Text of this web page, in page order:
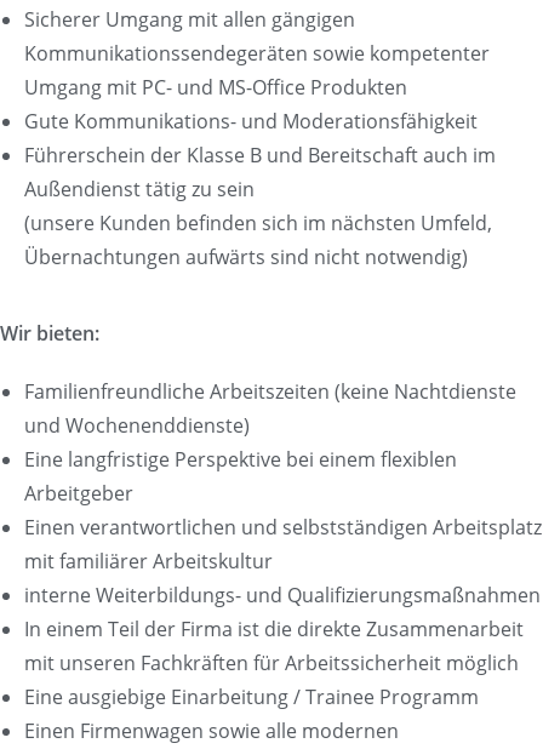
Sicherer Umgang mit allen gängigen
Kommunikationssendegeräten sowie kompetenter
Umgang mit PC- und MS-Office Produkten
Gute Kommunikations- und Moderationsfähigkeit
Führerschein der Klasse B und Bereitschaft auch im
Außendienst tätig zu sein
(unsere Kunden befinden sich im nächsten Umfeld,
Übernachtungen aufwärts sind nicht notwendig)
Wir bieten:
Familienfreundliche Arbeitszeiten (keine Nachtdienste
und Wochenenddienste)
Eine langfristige Perspektive bei einem flexiblen
Arbeitgeber
Einen verantwortlichen und selbstständigen Arbeitsplatz
mit familiärer Arbeitskultur
interne Weiterbildungs- und Qualifizierungsmaßnahmen
In einem Teil der Firma ist die direkte Zusammenarbeit
mit unseren Fachkräften für Arbeitssicherheit möglich
Eine ausgiebige Einarbeitung / Trainee Programm
Einen Firmenwagen sowie alle modernen